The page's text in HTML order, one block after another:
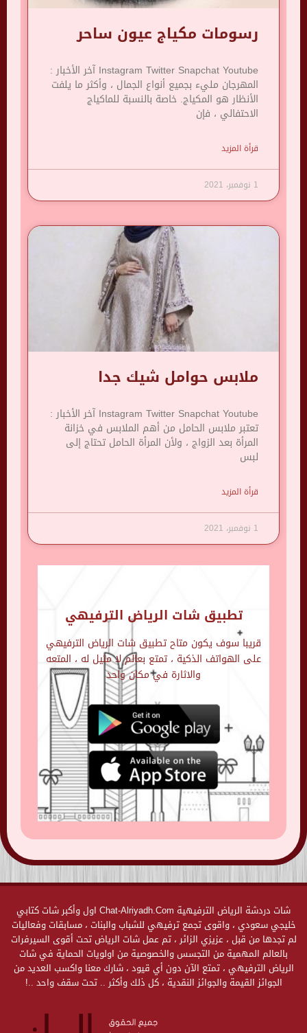
رسومات مكياج عيون ساحر
Instagram Twitter Snapchat Youtube آخر الأخبار :
المهرجان مليء بجميع أنواع الجمال ، وأكثر ما يلفت
الأنظار هو المكياج. خاصة بالنسبة للماكياج
الاحتفالي ، فإن
قرأة المزيد
1 نوفمبر، 2021
ملابس حوامل شيك جدا
Instagram Twitter Snapchat Youtube آخر الأخبار :
تعتبر ملابس الحامل من أهم الملابس في خزانة
المرأة بعد الزواج ، ولأن المرأة الحامل تحتاج إلى
لبس
قرأة المزيد
1 نوفمبر، 2021
تطبيق شات الرياض الترفيهي
قريبا سوف يكون متاح تطبيق شات الرياض الترفيهي
على الهواتف الذكية ، تمتع بعالم لا مثيل له ، المتعه
والاثارة في مكان واحد
شات دردشة الرياض الترفيهية Chat-Alriyadh.Com اول وأكبر شات كتابي
خليجي سعودي ، واقوى تجمع ترفيهي للشباب والبنات ، مسابقات وفعاليات
لم تجدها من قبل ، عزيزي الزائر ، تم عمل شات الرياض تحت أقوى السيرفرات
بالعالم المهمية من التجسس والخصوصية من اولويات الحماية في شات
الرياض الترفيهي ، تمتع الآن دون أي قيود ، شارك معنا واكسب العديد من
الجوائز القيمة والجوائز النقدية ، كل ذلك وأكثر .. تحت سقف واحد ..!